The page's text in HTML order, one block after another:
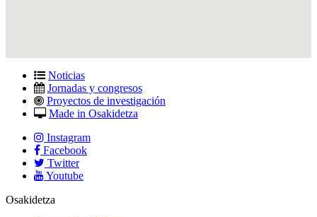
Noticias
Jornadas y congresos
Proyectos de investigación
Made in Osakidetza
Instagram
Facebook
Twitter
Youtube
Osakidetza